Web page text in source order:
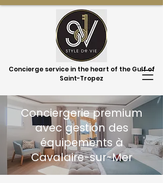
Concierge service in the heart of the Gulf of
Saint-Tropez
Conciergerie premium
avec gestion des
équipements à
Cavalaire-sur-Mer